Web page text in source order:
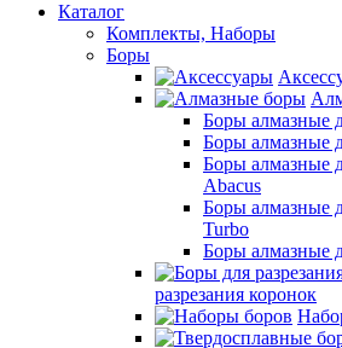
Каталог
Комплекты, Наборы
Боры
Боры алмазные
Боры алмазные
Боры алмазные
Abacus
Боры алмазные
Turbo
Боры алмазные
разрезания коронок